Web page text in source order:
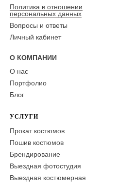
Политика в отношении
персональных данных
Вопросы и ответы
Личный кабинет
О КОМПАНИИ
О нас
Портфолио
Блог
УСЛУГИ
Прокат костюмов
Пошив костюмов
Брендирование
Выездная фотостудия
Выездная костюмерная